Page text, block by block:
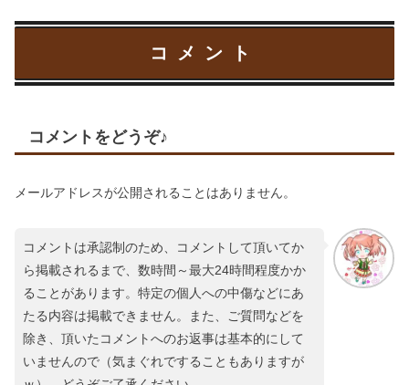
コメント
コメントをどうぞ♪
メールアドレスが公開されることはありません。
コメントは承認制のため、コメントして頂いてか
ら掲載されるまで、数時間～最大24時間程度かか
ることがあります。特定の個人への中傷などにあ
たる内容は掲載できません。また、ご質問などを
除き、頂いたコメントへのお返事は基本的にして
いませんので（気まぐれですることもありますが